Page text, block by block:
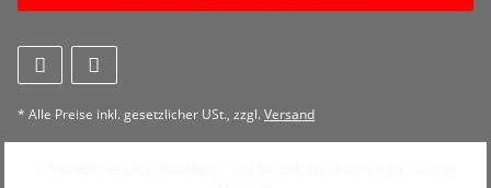
* Alle Preise inkl. gesetzlicher USt., zzgl.Versand